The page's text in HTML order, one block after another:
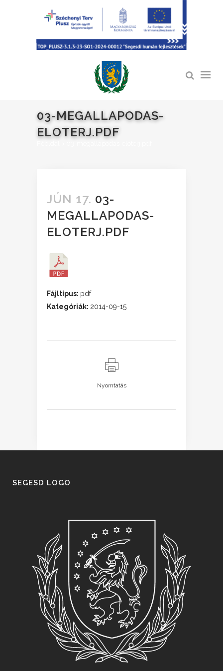
03-MEGALLAPODAS-
ELOTERJ.PDF
JÚN 17. 03-
MEGALLAPODAS-
ELOTERJ.PDF
Fájltípus: pdf
Kategóriák: 2014-09-15
Nyomtatás
SEGESD LOGO